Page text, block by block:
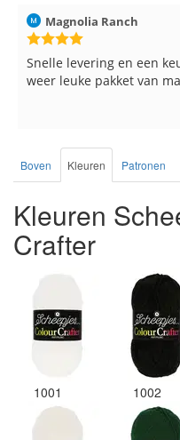
Hilde uit Loyers
Reeds meerdere keren
breinaalden besteld,
Boven Kleuren Patronen
Kleuren
Crafter
1001 1002